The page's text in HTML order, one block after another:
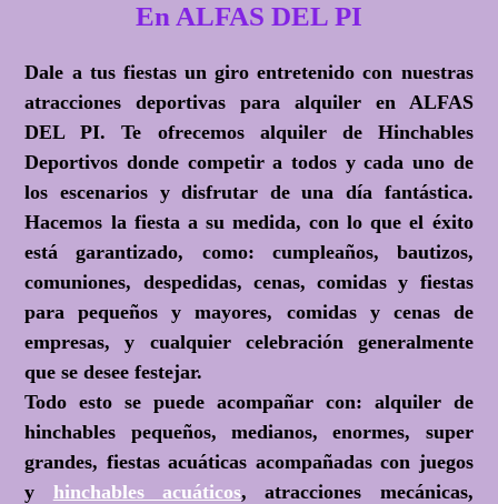
En ALFAS DEL PI
Dale a tus fiestas un giro entretenido con nuestras
atracciones deportivas para alquiler en ALFAS
DEL PI. Te ofrecemos alquiler de Hinchables
Deportivos donde competir a todos y cada uno de
los escenarios y disfrutar de una día fantástica.
Hacemos la fiesta a su medida, con lo que el éxito
está garantizado, como: cumpleaños, bautizos,
comuniones, despedidas, cenas, comidas y fiestas
para pequeños y mayores, comidas y cenas de
empresas, y cualquier celebración generalmente
que se desee festejar.
Todo esto se puede acompañar con: alquiler de
hinchables pequeños, medianos, enormes, super
grandes, fiestas acuáticas acompañadas con juegos
y hinchables acuáticos, atracciones mecánicas,